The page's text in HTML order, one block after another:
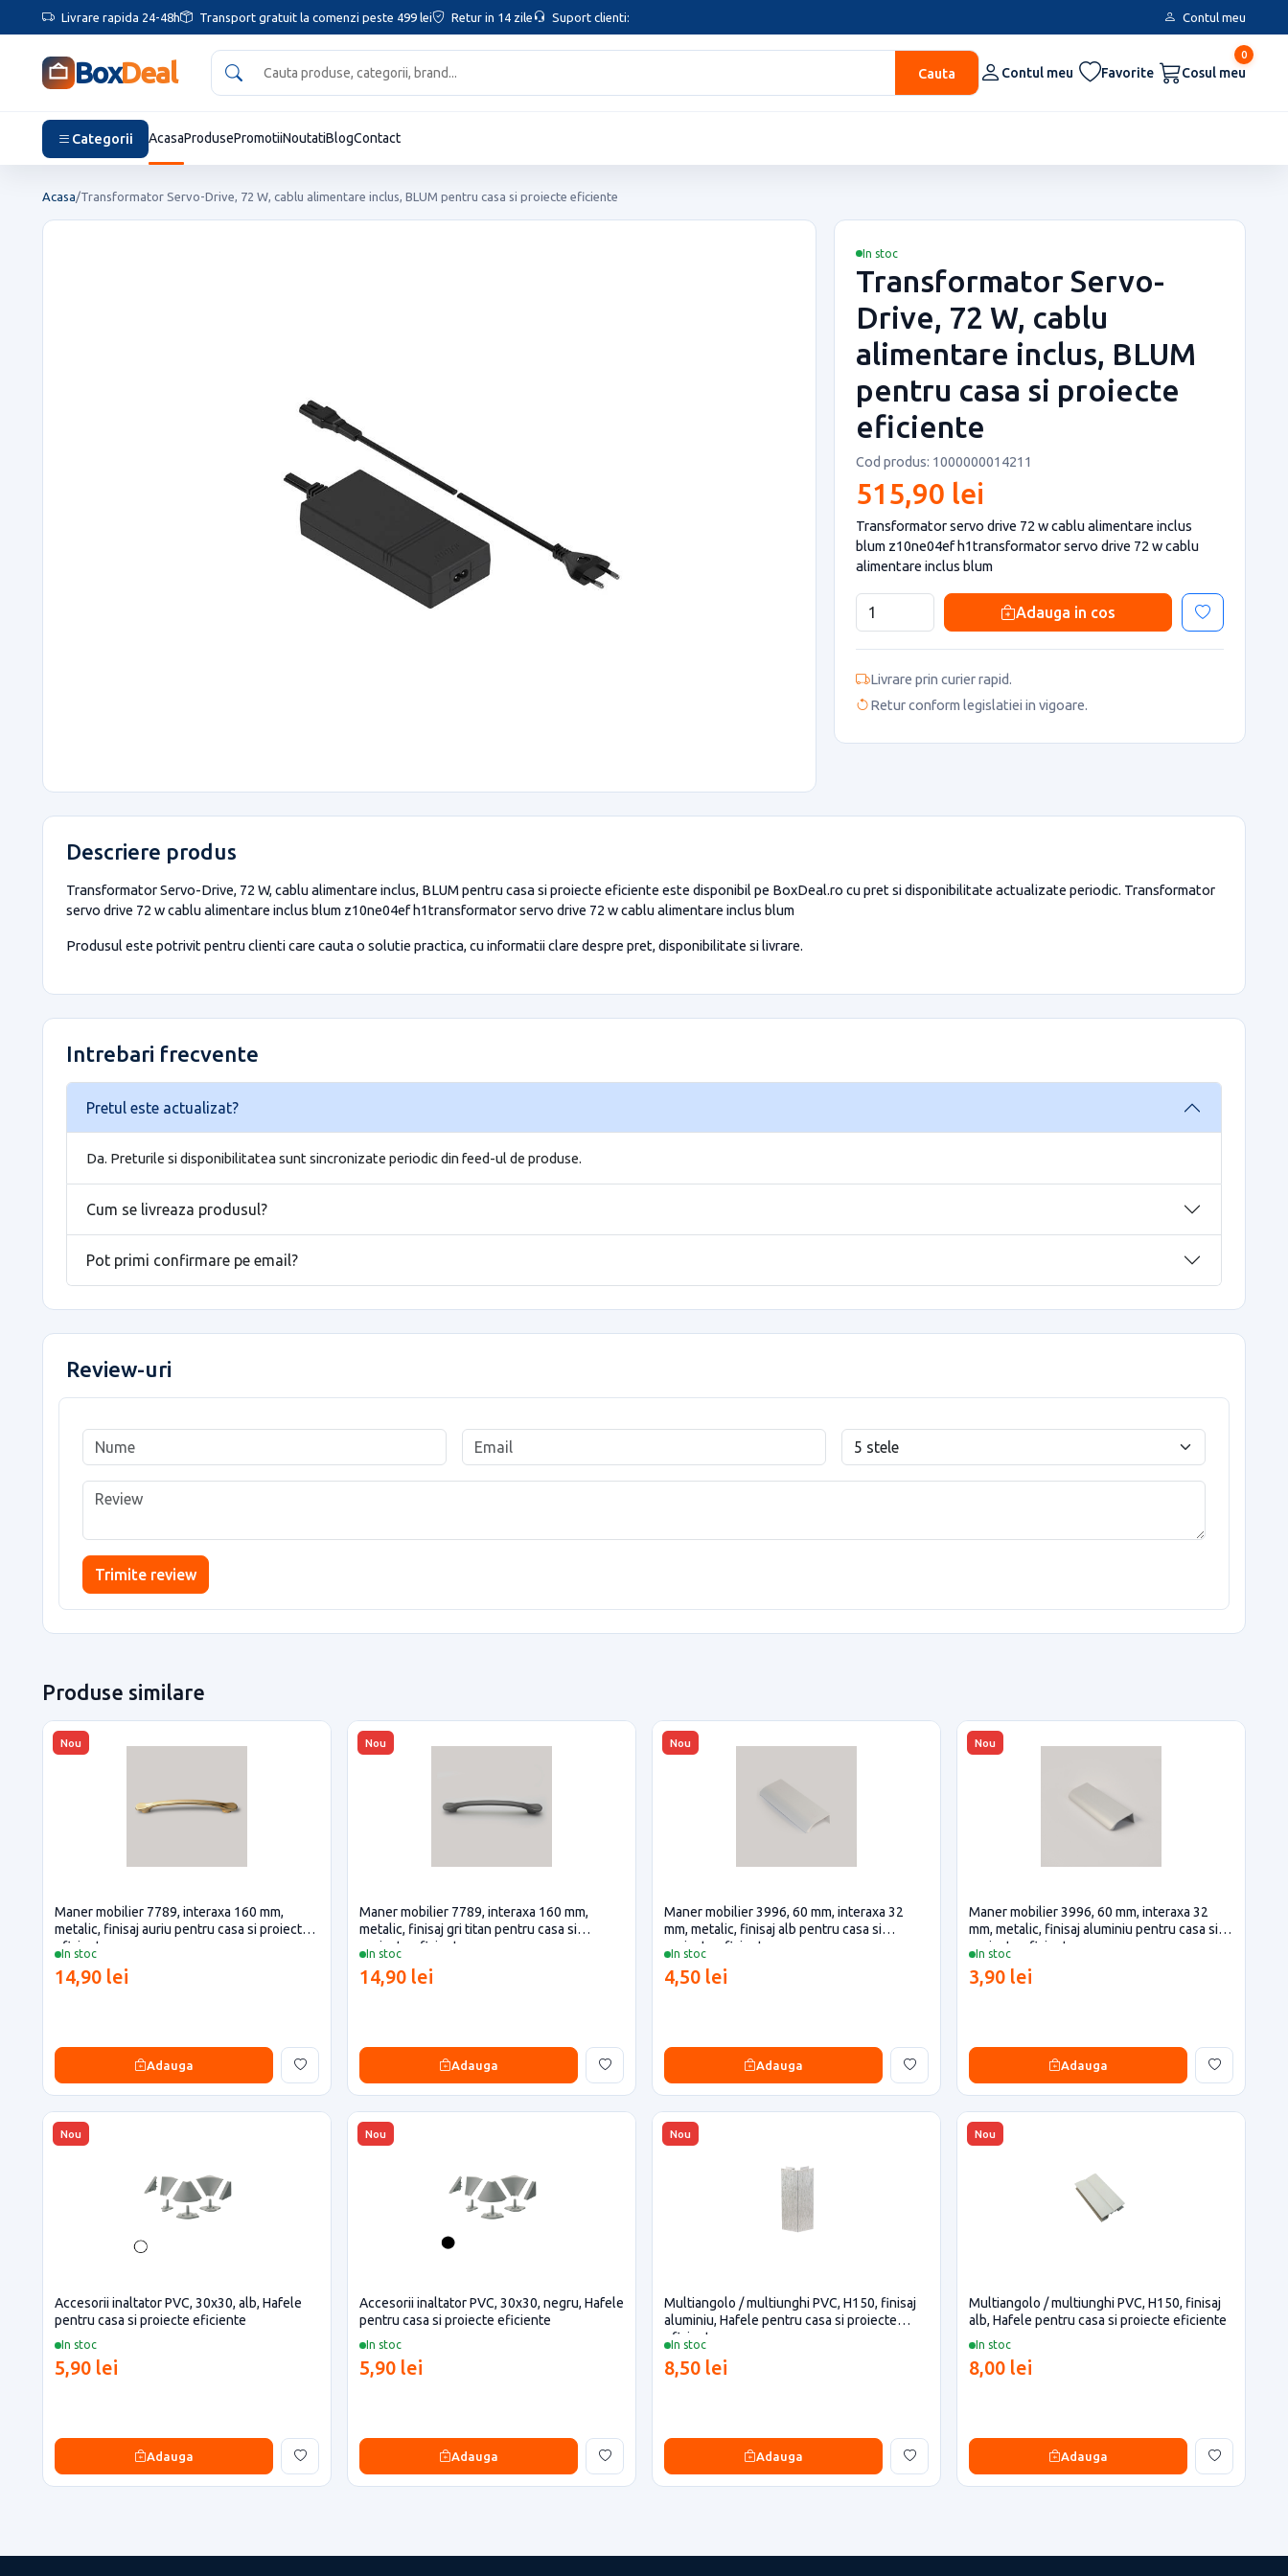
Livrare rapida 24-48h Transport gratuit la comenzi peste 499 lei Retur in 14 zile Suport clienti: Contul meu
BoxDeal Cauta Contul meu Favorite
0
Cosul meu
Categorii AcasaProdusePromotiiNoutatiBlogContact
Acasa/Transformator Servo-Drive, 72 W, cablu alimentare inclus, BLUM pentru casa si proiecte eficiente
In stoc
Transformator Servo-
Drive, 72 W, cablu
alimentare inclus, BLUM
pentru casa si proiecte
eficiente
Cod produs: 1000000014211
515,90 lei
Transformator servo drive 72 w cablu alimentare inclus
blum z10ne04ef h1transformator servo drive 72 w cablu
alimentare inclus blum
Adauga in cos
Livrare prin curier rapid.
Retur conform legislatiei in vigoare.
Descriere produs
Transformator Servo-Drive, 72 W, cablu alimentare inclus, BLUM pentru casa si proiecte eficiente este disponibil pe BoxDeal.ro cu pret si disponibilitate actualizate periodic. Transformator
servo drive 72 w cablu alimentare inclus blum z10ne04ef h1transformator servo drive 72 w cablu alimentare inclus blum
Produsul este potrivit pentru clienti care cauta o solutie practica, cu informatii clare despre pret, disponibilitate si livrare.
Intrebari frecvente
Pretul este actualizat?
Da. Preturile si disponibilitatea sunt sincronizate periodic din feed-ul de produse.
Cum se livreaza produsul?
Pot primi confirmare pe email?
Review-uri
Trimite review
Produse similare
Nou
In stoc
Maner mobilier 7789, interaxa 160 mm,
metalic, finisaj auriu pentru casa si proiecte
eficiente
14,90 lei
Adauga
Nou
In stoc
Maner mobilier 7789, interaxa 160 mm,
metalic, finisaj gri titan pentru casa si
proiecte eficiente
14,90 lei
Adauga
Nou
In stoc
Maner mobilier 3996, 60 mm, interaxa 32
mm, metalic, finisaj alb pentru casa si
proiecte eficiente
4,50 lei
Adauga
Nou
In stoc
Maner mobilier 3996, 60 mm, interaxa 32
mm, metalic, finisaj aluminiu pentru casa si
proiecte eficiente
3,90 lei
Adauga
Nou
In stoc
Accesorii inaltator PVC, 30x30, alb, Hafele
pentru casa si proiecte eficiente
5,90 lei
Adauga
Nou
In stoc
Accesorii inaltator PVC, 30x30, negru, Hafele
pentru casa si proiecte eficiente
5,90 lei
Adauga
Nou
In stoc
Multiangolo / multiunghi PVC, H150, finisaj
aluminiu, Hafele pentru casa si proiecte
eficiente
8,50 lei
Adauga
Nou
In stoc
Multiangolo / multiunghi PVC, H150, finisaj
alb, Hafele pentru casa si proiecte eficiente
8,00 lei
Adauga